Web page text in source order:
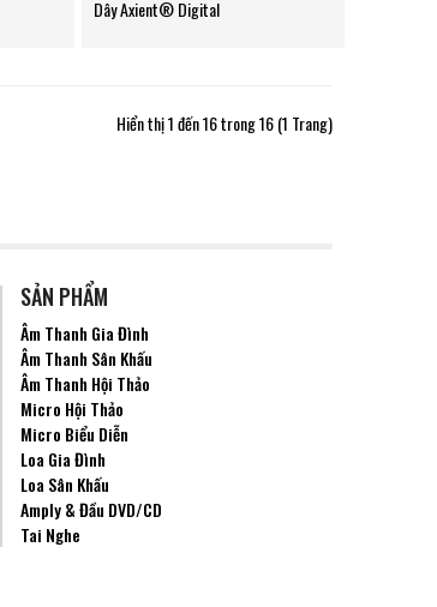
Dây Axient® Digital
Hiển thị 1 đến 16 trong 16 (1 Trang)
SẢN PHẨM
Âm Thanh Gia Đình
Âm Thanh Sân Khấu
Âm Thanh Hội Thảo
Micro Hội Thảo
Micro Biểu Diễn
Loa Gia Đình
Loa Sân Khấu
Amply & Đầu DVD/CD
Tai Nghe